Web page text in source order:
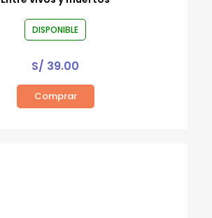
DISPONIBLE
S/ 39.00
Comprar